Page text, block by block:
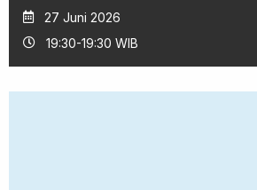
27 Juni 2026
19:30-19:30 WIB